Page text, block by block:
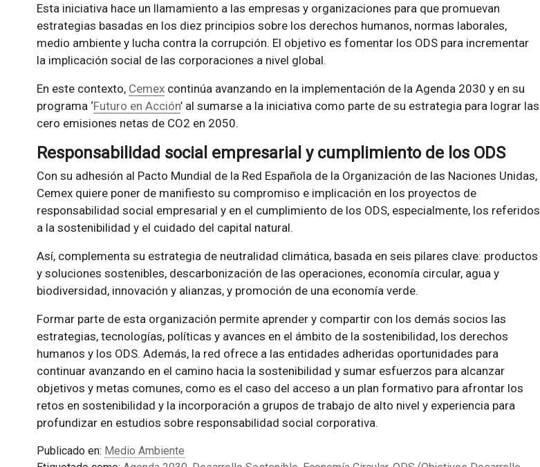
Esta iniciativa hace un llamamiento a las empresas y organizaciones para que promuevan
estrategias basadas en los diez principios sobre los derechos humanos, normas laborales,
medio ambiente y lucha contra la corrupción. El objetivo es fomentar los ODS para incrementar
la implicación social de las corporaciones a nivel global.
En este contexto, Cemexcontinúa avanzando en la implementación de la Agenda 2030 y en su
programa ‘Futuro en Acción’ al sumarse a la iniciativa como parte de su estrategia para lograr las
cero emisiones netas de CO2 en 2050.
Responsabilidad social empresarial y cumplimiento de los ODS
Con su adhesión al Pacto Mundial de la Red Española de la Organización de las Naciones Unidas,
Cemex quiere poner de manifiesto su compromiso e implicación en los proyectos de
responsabilidad social empresarial y en el cumplimiento de los ODS, especialmente, los referidos
a la sostenibilidad y el cuidado del capital natural.
Así, complementa su estrategia de neutralidad climática, basada en seis pilares clave: productos
y soluciones sostenibles, descarbonización de las operaciones, economía circular, agua y
biodiversidad, innovación y alianzas, y promoción de una economía verde.
Formar parte de esta organización permite aprender y compartir con los demás socios las
estrategias, tecnologías, políticas y avances en el ámbito de la sostenibilidad, los derechos
humanos y los ODS. Además, la red ofrece a las entidades adheridas oportunidades para
continuar avanzando en el camino hacia la sostenibilidad y sumar esfuerzos para alcanzar
objetivos y metas comunes, como es el caso del acceso a un plan formativo para afrontar los
retos en sostenibilidad y la incorporación a grupos de trabajo de alto nivel y experiencia para
profundizar en estudios sobre responsabilidad social corporativa.
Publicado en: Medio Ambiente